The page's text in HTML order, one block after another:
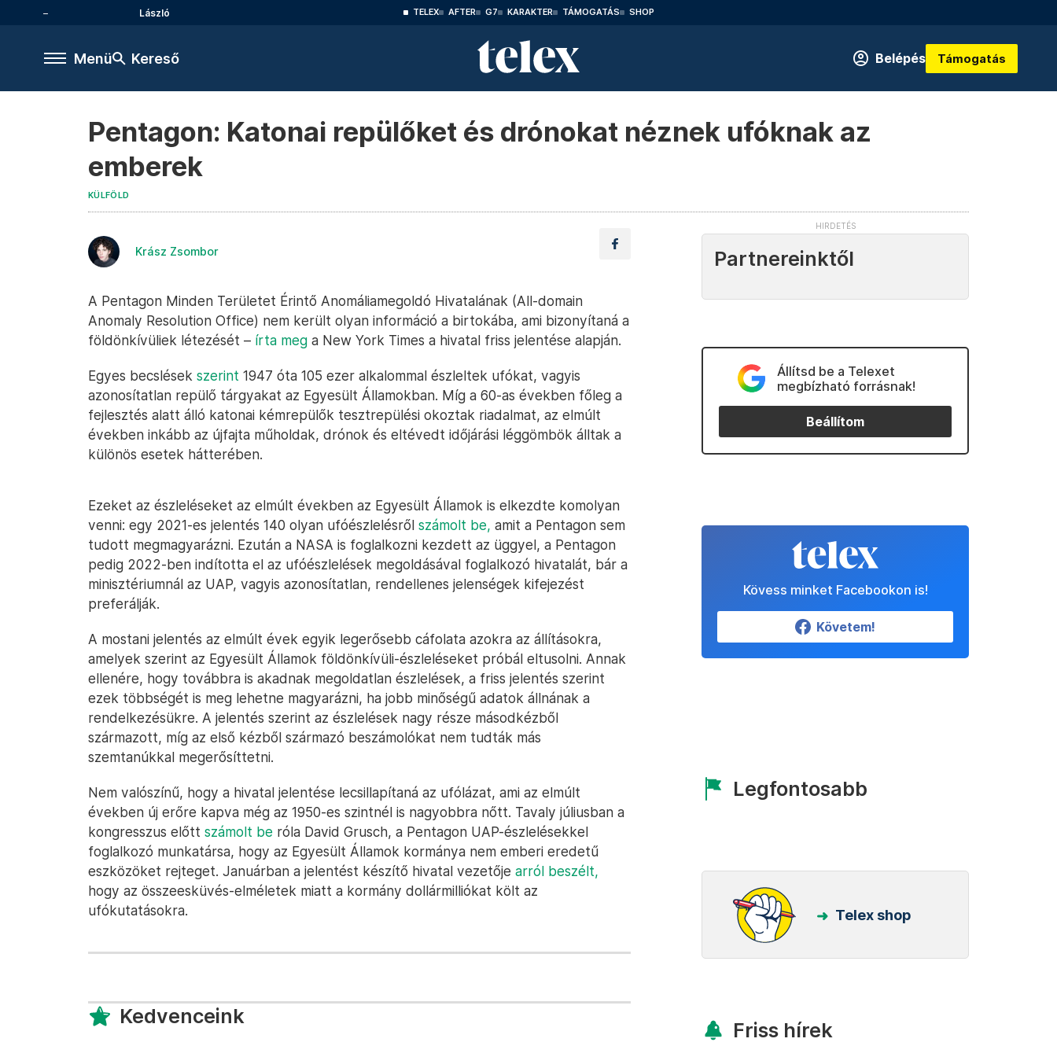
László TELEX AFTER G7 KARAKTER TÁMOGATÁS SHOP
Menü Kereső Belépés Támogatás
Pentagon: Katonai repülőket és drónokat néznek ufóknak az
emberek
KÜLFÖLD
Krász Zsombor
A Pentagon Minden Területet Érintő Anomáliamegoldó Hivatalának (All-domain
Anomaly Resolution Office) nem került olyan információ a birtokába, ami bizonyítaná a
földönkívüliek létezését – írta meg a New York Times a hivatal friss jelentése alapján.
Egyes becslések szerint 1947 óta 105 ezer alkalommal észleltek ufókat, vagyis
azonosítatlan repülő tárgyakat az Egyesült Államokban. Míg a 60-as években főleg a
fejlesztés alatt álló katonai kémrepülők tesztrepülési okoztak riadalmat, az elmúlt
években inkább az újfajta műholdak, drónok és eltévedt időjárási léggömbök álltak a
különös esetek hátterében.
Ezeket az észleléseket az elmúlt években az Egyesült Államok is elkezdte komolyan
venni: egy 2021-es jelentés 140 olyan ufóészlelésről számolt be, amit a Pentagon sem
tudott megmagyarázni. Ezután a NASA is foglalkozni kezdett az üggyel, a Pentagon
pedig 2022-ben indította el az ufóészlelések megoldásával foglalkozó hivatalát, bár a
minisztériumnál az UAP, vagyis azonosítatlan, rendellenes jelenségek kifejezést
preferálják.
A mostani jelentés az elmúlt évek egyik legerősebb cáfolata azokra az állításokra,
amelyek szerint az Egyesült Államok földönkívüli-észleléseket próbál eltusolni. Annak
ellenére, hogy továbbra is akadnak megoldatlan észlelések, a friss jelentés szerint
ezek többségét is meg lehetne magyarázni, ha jobb minőségű adatok állnának a
rendelkezésükre. A jelentés szerint az észlelések nagy része másodkézből
származott, míg az első kézből származó beszámolókat nem tudták más
szemtanúkkal megerősíttetni.
Nem valószínű, hogy a hivatal jelentése lecsillapítaná az ufólázat, ami az elmúlt
években új erőre kapva még az 1950-es szintnél is nagyobbra nőtt. Tavaly júliusban a
kongresszus előtt számolt be róla David Grusch, a Pentagon UAP-észlelésekkel
foglalkozó munkatársa, hogy az Egyesült Államok kormánya nem emberi eredetű
eszközöket rejteget. Januárban a jelentést készítő hivatal vezetője arról beszélt,
hogy az összeesküvés-elméletek miatt a kormány dollármilliókat költ az
ufókutatásokra.
Kedvenceink
Partnereinktől
Állítsd be a Telexet
megbízható forrásnak!
Beállítom
Kövess minket Facebookon is!
Követem!
Legfontosabb
Telex shop
Friss hírek